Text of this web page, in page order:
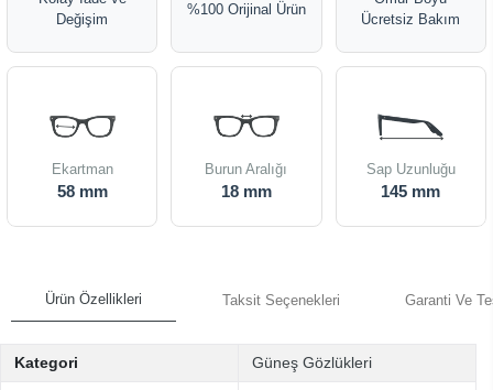
Değişim
%100 Orijinal Ürün
Ücretsiz Bakım
Ekartman
58 mm
Burun Aralığı
18 mm
Sap Uzunluğu
145 mm
Ürün Özellikleri Taksit Seçenekleri Garanti Ve
Kategori Güneş Gözlükleri